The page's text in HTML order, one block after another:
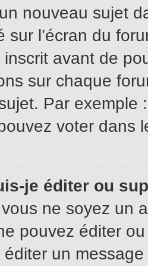
nouveau sujet
sur l’écran du
inscrit avant de
sur chaque
Par exemple
voter dans
je éditer ou
ne soyez un
pouvez éditer
un